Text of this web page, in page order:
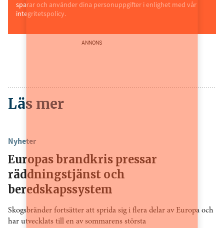
sparar och använder dina personuppgifter i enlighet med vår
integritetspolicy.
ANNONS
Läs mer
Nyheter
Europas brandkris pressar
räddningstjänst och
beredskapssystem
Skogsbränder fortsätter att sprida sig i flera delar av Europa och
har utvecklats till en av sommarens största